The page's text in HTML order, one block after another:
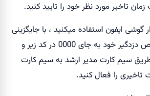
تاخیر مورد نظر خود را تایید کنید.
گوشی ایفون استفاده میکنید ، با جایگزینی
رمز 4 رقمی مخصوص دزدگیر خود به جای 0000 در کد زیر و
سیم کارت مدیر ارشد به سیم کارت
تاخیری را فعال کنید.